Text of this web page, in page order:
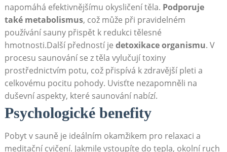
napomáhá efektivnějšímu okysličení těla.⁤ Podporuje⁤
také metabolismus,​ což může⁢ při pravidelném
používání sauny přispět k redukci tělesné
hmotnosti.Další předností je⁤ detoxikace organismu. V​
procesu⁢ saunování se‌ z těla vylučují toxiny
prostřednictvím ‌potu, což přispívá k⁣ zdravější pleti a
celkovému⁣ pocitu pohody. Uvisťte nezapomněli na
duševní⁤ aspekty, které‌ saunování nabízí.
Psychologické‌ benefity
Pobyt v‌ sauně‍ je ​ideálním okamžikem pro‌ relaxaci​ a
meditační⁤ cvičení. Jakmile vstoupíte do tepla, okolní ruch